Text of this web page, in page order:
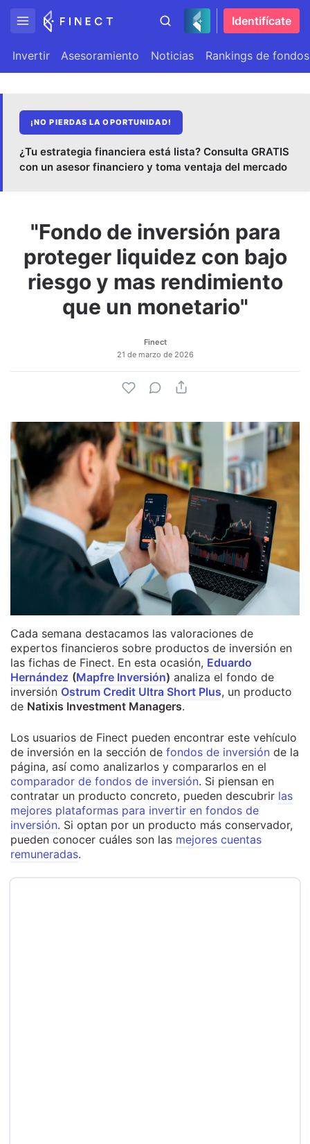
Identifícate
Invertir Asesoramiento Noticias Rankings de fondos
¡NO PIERDAS LA OPORTUNIDAD!
¿Tu estrategia financiera está lista? Consulta GRATIS
con un asesor financiero y toma ventaja del mercado
"Fondo de inversión para
proteger liquidez con bajo
riesgo y mas rendimiento
que un monetario"
Finect
21 de marzo de 2026
Cada semana destacamos las valoraciones de
expertos financieros sobre productos de inversión en
las fichas de Finect. En esta ocasión, Eduardo
Hernández (Mapfre Inversión) analiza el fondo de
inversión Ostrum Credit Ultra Short Plus, un producto
de Natixis Investment Managers.
Los usuarios de Finect pueden encontrar este vehículo
de inversión en la sección de fondos de inversión de la
página, así como analizarlos y compararlos en el
comparador de fondos de inversión. Si piensan en
contratar un producto concreto, pueden descubrir las
mejores plataformas para invertir en fondos de
inversión. Si optan por un producto más conservador,
pueden conocer cuáles son las mejores cuentas
remuneradas.